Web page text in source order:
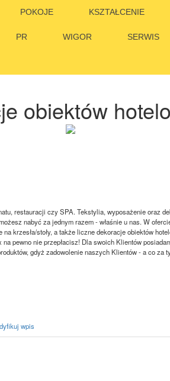
POKOJE KSZTAŁCENIE
PR WIGOR SERWIS
obiektów
restauracji czy SPA. Tekstylia, wyposażenie oraz
nabyć za jednym razem - właśnie u nas. W
krzesła/stoły, a także liczne dekoracje obiektów
pewno nie przepłacisz! Dla swoich Klientów
gdyż zadowolenie naszych Klientów - a co za
wpis